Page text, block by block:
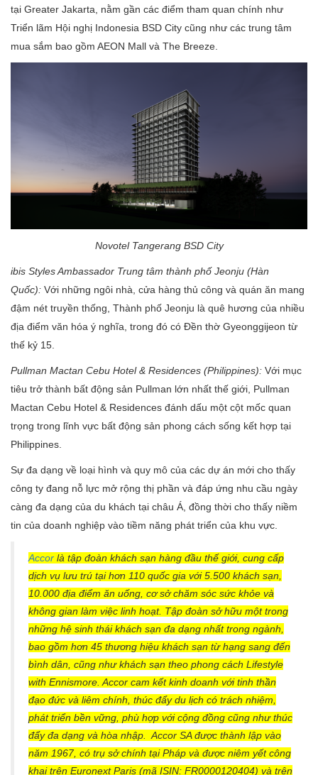
tại Greater Jakarta, nằm gần các điểm tham quan chính như
Triển lãm Hội nghị Indonesia BSD City cũng như các trung tâm
mua sắm bao gồm AEON Mall và The Breeze.
Novotel Tangerang BSD City
ibis Styles Ambassador Trung tâm thành phố Jeonju (Hàn
Quốc): Với những ngôi nhà, cửa hàng thủ công và quán ăn mang
đậm nét truyền thống, Thành phố Jeonju là quê hương của nhiều
địa điểm văn hóa ý nghĩa, trong đó có Đền thờ Gyeonggijeon từ
thế kỷ 15.
Pullman Mactan Cebu Hotel & Residences (Philippines): Với mục
tiêu trở thành bất động sản Pullman lớn nhất thế giới, Pullman
Mactan Cebu Hotel & Residences đánh dấu một cột mốc quan
trọng trong lĩnh vực bất động sản phong cách sống kết hợp tại
Philippines.
Sự đa dạng về loại hình và quy mô của các dự án mới cho thấy
công ty đang nỗ lực mở rộng thị phần và đáp ứng nhu cầu ngày
càng đa dạng của du khách tại châu Á, đồng thời cho thấy niềm
tin của doanh nghiệp vào tiềm năng phát triển của khu vực.
Accor là tập đoàn khách sạn hàng đầu thế giới, cung cấp
dịch vụ lưu trú tại hơn 110 quốc gia với 5.500 khách sạn,
10.000 địa điểm ăn uống, cơ sở chăm sóc sức khỏe và
không gian làm việc linh hoạt. Tập đoàn sở hữu một trong
những hệ sinh thái khách sạn đa dạng nhất trong ngành,
bao gồm hơn 45 thương hiệu khách sạn từ hạng sang đến
bình dân, cũng như khách sạn theo phong cách Lifestyle
with Ennismore. Accor cam kết kinh doanh với tinh thần
đạo đức và liêm chính, thúc đẩy du lịch có trách nhiệm,
phát triển bền vững, phù hợp với cộng đồng cũng như thúc
đẩy đa dạng và hòa nhập. Accor SA được thành lập vào
năm 1967, có trụ sở chính tại Pháp và được niêm yết công
khai trên Euronext Paris (mã ISIN: FR0000120404) và trên